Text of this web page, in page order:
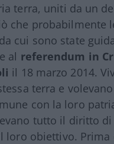
terra, uniti da un
che probabilmente
cui sono state
al referendum in
il 18 marzo 2014.
terra e
con la loro
tutto il diritto
loro obiettivo. Prima